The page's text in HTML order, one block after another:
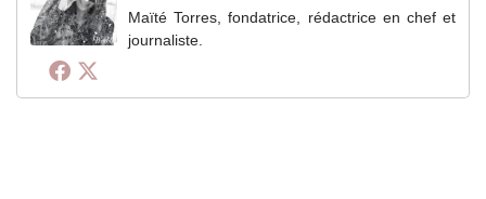
Maïté Torres, fondatrice, rédactrice en chef et
journaliste.